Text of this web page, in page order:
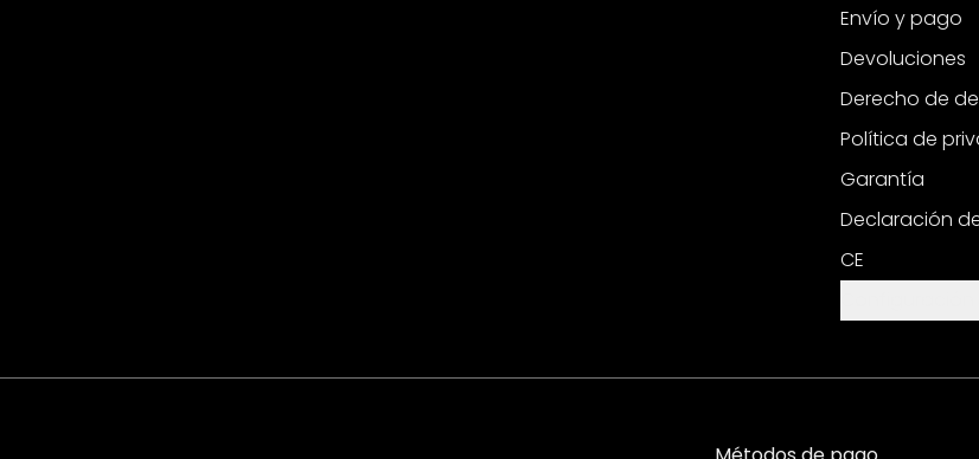
Envío y pago
Devoluciones
Derecho de
Política de
Garantía
Declaración
CE